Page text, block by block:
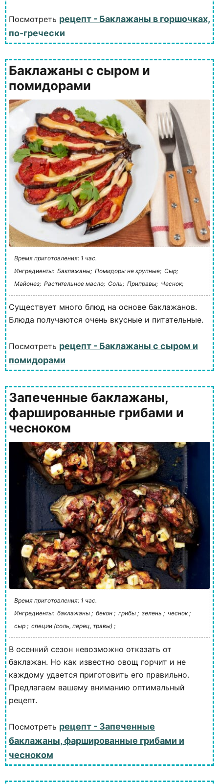
Посмотреть рецепт - Баклажаны в горшочках,
по-гречески
Баклажаны с сыром и
помидорами
Время приготовления: 1 час.
Ингредиенты: Баклажаны; Помидоры не крупные; Сыр;
Майонез; Растительное масло; Соль; Приправы; Чеснок;
Существует много блюд на основе баклажанов.
Блюда получаются очень вкусные и питательные.
Посмотреть рецепт - Баклажаны с сыром и
помидорами
Запеченные баклажаны,
фаршированные грибами и
чесноком
Время приготовления: 1 час.
Ингредиенты: баклажаны ; бекон ; грибы ; зелень ; чеснок ;
сыр ; специи (соль, перец, травы) ;
В осенний сезон невозможно отказать от
баклажан. Но как известно овощ горчит и не
каждому удается приготовить его правильно.
Предлагаем вашему вниманию оптимальный
рецепт.
Посмотреть рецепт - Запеченные
баклажаны, фаршированные грибами и
чесноком